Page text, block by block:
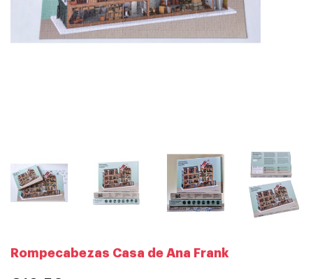
Rompecabezas Casa de Ana Frank